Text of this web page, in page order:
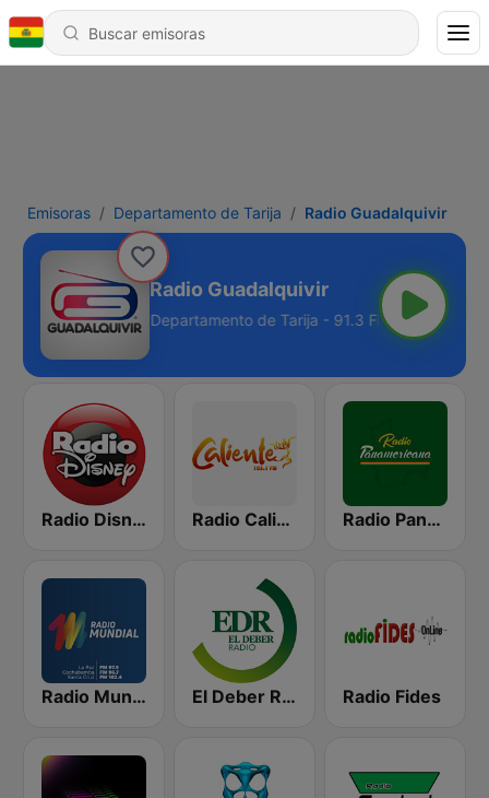
Emisoras Departamento de Tarija Radio Guadalquivir
Radio Guadalquivir
Departamento de Tarija - 91.3 FM
Radio Disney Bolivia Radio Caliente 105.1 FM Radio Panamericana
Radio Mundial Bolivia El Deber Radio Radio Fides